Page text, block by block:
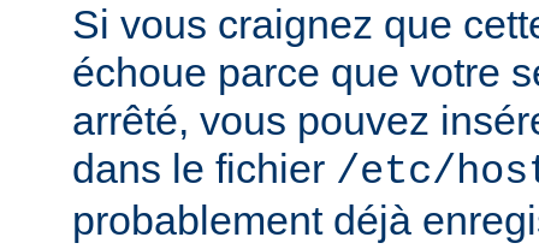
Si vous craignez que
échoue parce que votre
arrêté, vous pouvez
dans le fichier /etc/
probablement déjà